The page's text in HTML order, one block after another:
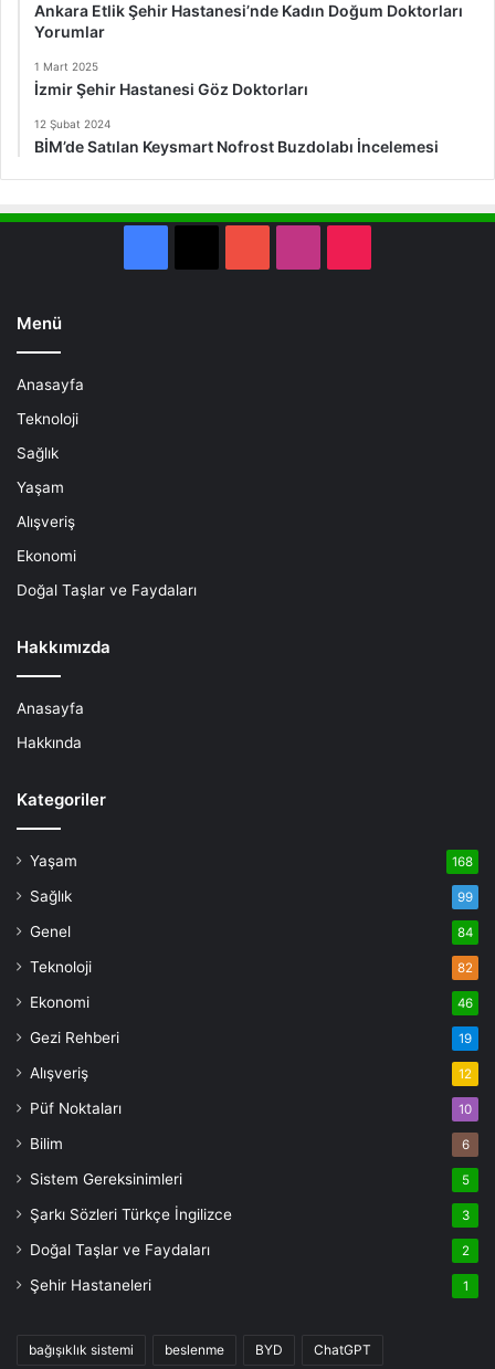
Ankara Etlik Şehir Hastanesi’nde Kadın Doğum Doktorları
Yorumlar
1 Mart 2025
İzmir Şehir Hastanesi Göz Doktorları
12 Şubat 2024
BİM’de Satılan Keysmart Nofrost Buzdolabı İncelemesi
Menü
Anasayfa
Teknoloji
Sağlık
Yaşam
Alışveriş
Ekonomi
Doğal Taşlar ve Faydaları
Hakkımızda
Anasayfa
Hakkında
Kategoriler
Yaşam 168
Sağlık 99
Genel 84
Teknoloji 82
Ekonomi 46
Gezi Rehberi 19
Alışveriş 12
Püf Noktaları 10
Bilim 6
Sistem Gereksinimleri 5
Şarkı Sözleri Türkçe İngilizce 3
Doğal Taşlar ve Faydaları 2
Şehir Hastaneleri 1
bağışıklık sistemi beslenme BYD ChatGPT